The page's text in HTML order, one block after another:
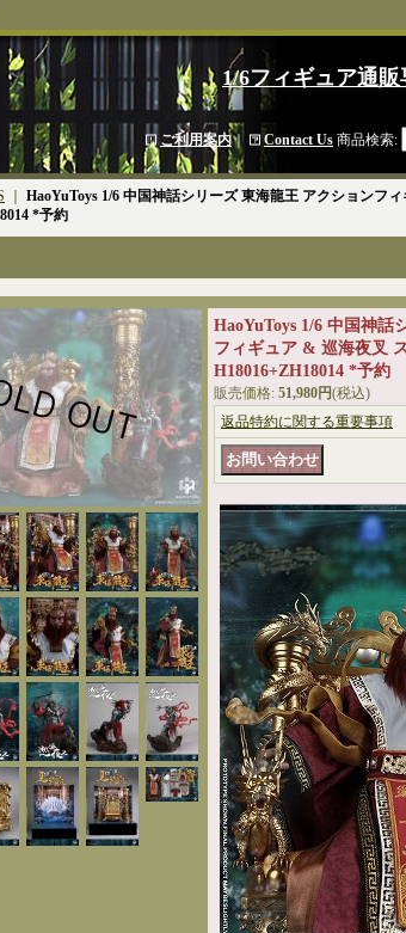
1/6フィギュア通
ご利用案内｜ Contact Us 商品検索:
HaoYuToys 1/6 中国神話シリーズ 東海龍王 アクションフ
*予約
HaoYuToys 1/6 中国神話
フィギュア & 巡海夜叉
H18016+ZH18014 *予約
販売価格: 51,980円(税込)
返品特約に関する重要事項